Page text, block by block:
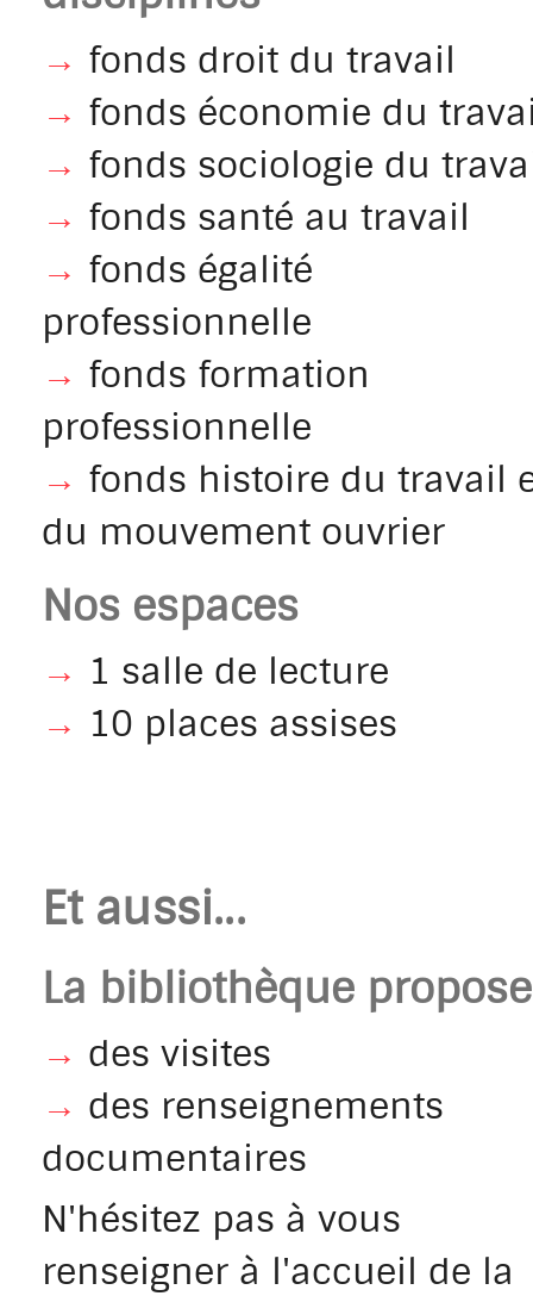
→ fonds droit du travail
→ fonds économie du
→ fonds sociologie du
→ fonds santé au travail
→ fonds égalité
professionnelle
→ fonds formation
professionnelle
→ fonds histoire du travail
du mouvement ouvrier
Nos espaces
→ 1 salle de lecture
→ 10 places assises
Et aussi...
La bibliothèque
→ des visites
→ des renseignements
documentaires
N'hésitez pas à vous
renseigner à l'accueil de la